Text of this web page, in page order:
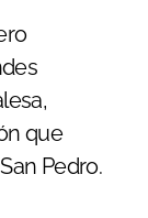
que
Pedro.